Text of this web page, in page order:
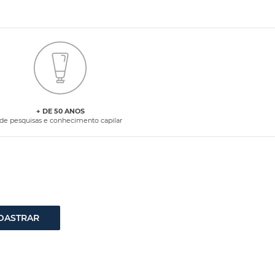
+ DE 50 ANOS
pesquisas e conhecimento capilar